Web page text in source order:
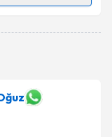
almanız için bir